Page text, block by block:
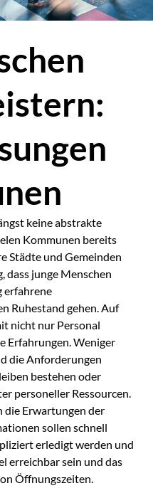
keine abstrakte
Kommunen bereits
Städte und Gemeinden
dass junge Menschen
erfahrene
Ruhestand gehen. Auf
nicht nur Personal
Erfahrungen. Weniger
die Anforderungen
bestehen oder
personeller Ressourcen.
die Erwartungen der
sollen schnell
erledigt werden und
erreichbar sein und das
Öffnungszeiten.